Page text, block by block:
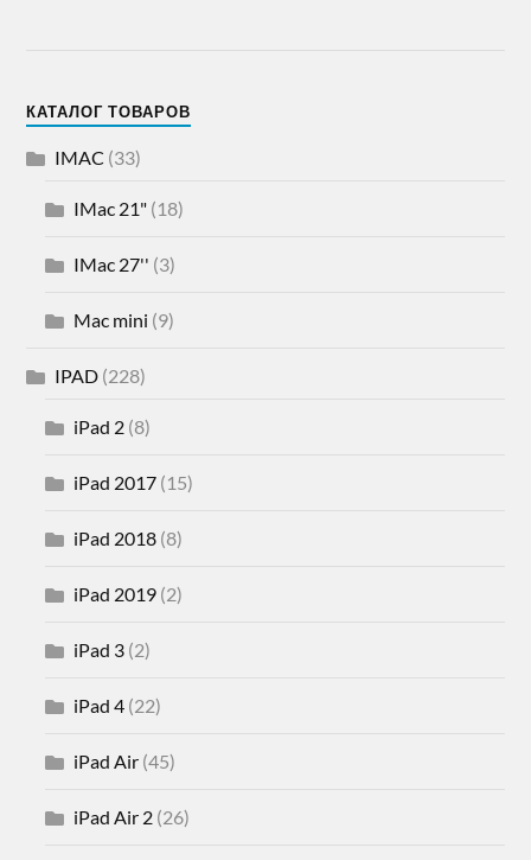
КАТАЛОГ ТОВАРОВ
IMAC (33)
IMac 21" (18)
IMac 27'' (3)
Mac mini (9)
IPAD (228)
iPad 2 (8)
iPad 2017 (15)
iPad 2018 (8)
iPad 2019 (2)
iPad 3 (2)
iPad 4 (22)
iPad Air (45)
iPad Air 2 (26)